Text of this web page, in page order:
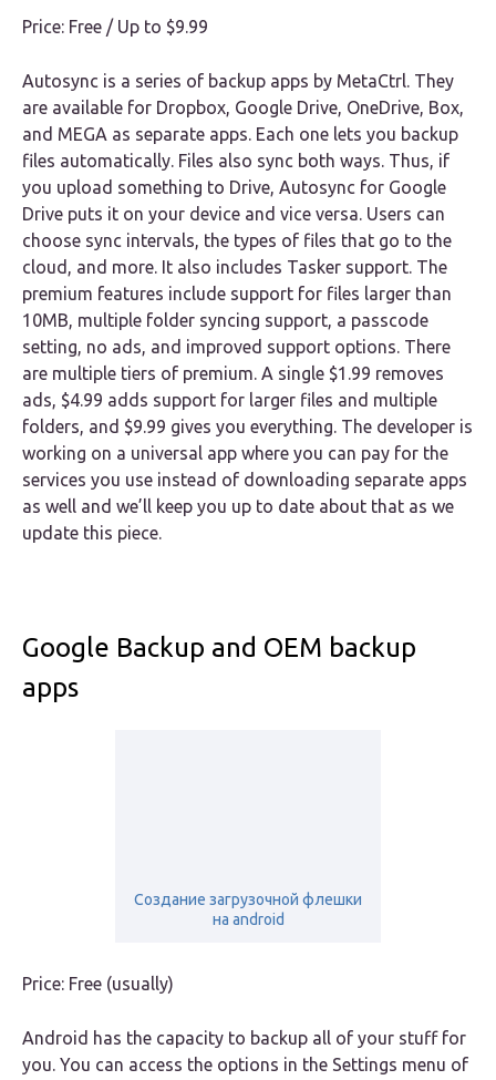
Price: Free / Up to $9.99
Autosync is a series of backup apps by MetaCtrl. They
are available for Dropbox, Google Drive, OneDrive, Box,
and MEGA as separate apps. Each one lets you backup
files automatically. Files also sync both ways. Thus, if
you upload something to Drive, Autosync for Google
Drive puts it on your device and vice versa. Users can
choose sync intervals, the types of files that go to the
cloud, and more. It also includes Tasker support. The
premium features include support for files larger than
10MB, multiple folder syncing support, a passcode
setting, no ads, and improved support options. There
are multiple tiers of premium. A single $1.99 removes
ads, $4.99 adds support for larger files and multiple
folders, and $9.99 gives you everything. The developer is
working on a universal app where you can pay for the
services you use instead of downloading separate apps
as well and we’ll keep you up to date about that as we
update this piece.
Google Backup and OEM backup
apps
Создание загрузочной флешки
на android
Price: Free (usually)
Android has the capacity to backup all of your stuff for
you. You can access the options in the Settings menu of